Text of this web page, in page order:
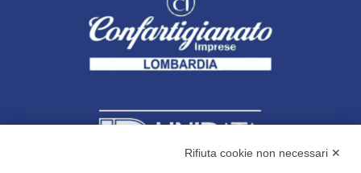
Rifiuta cookie non necessari ✕